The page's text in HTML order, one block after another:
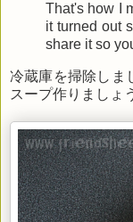
That's how I
it turned out
share it so
冷蔵庫を掃除しま
スープ作りましょ